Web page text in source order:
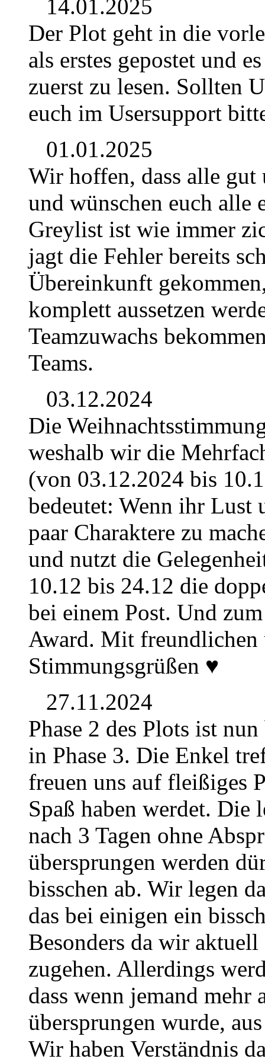
14.01.2025
Der Plot geht in die
als erstes gepostet und
zuerst zu lesen. Sollten
euch im Usersupport
01.01.2025
Wir hoffen, dass alle gut
und wünschen euch alle
Greylist ist wie immer
jagt die Fehler bereits
Übereinkunft
komplett aussetzen
Teamzuwachs
Teams.
03.12.2024
Die
weshalb wir die
(von 03.12.2024 bis
bedeutet: Wenn ihr Lust
paar Charaktere zu
und nutzt die
10.12 bis 24.12 die
bei einem Post. Und
Award. Mit freundlichen
Stimmungsgrüßen ♥
27.11.2024
Phase 2 des Plots ist
in Phase 3. Die Enkel
freuen uns auf fleißiges
Spaß haben werdet. Die
nach 3 Tagen ohne
übersprungen werden
bisschen ab. Wir legen
das bei einigen ein
Besonders da wir
zugehen. Allerdings
dass wenn jemand
übersprungen wurde,
Wir haben Verständnis